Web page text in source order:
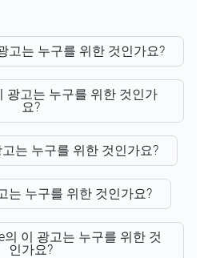
고는 누구를 위한 것인가요?
광고는 누구를 위한 것인가
요?
는 누구를 위한 것인가요?
는 누구를 위한 것인가요?
의 이 광고는 누구를 위한 것
인가요?